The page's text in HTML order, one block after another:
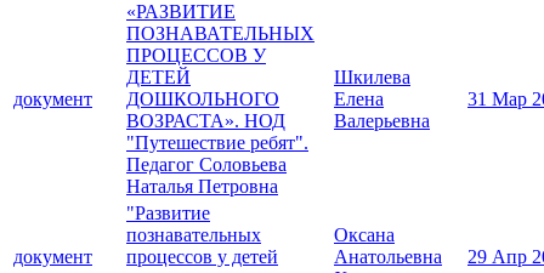
документ
«РАЗВИТИЕ
ПОЗНАВАТЕЛЬНЫХ
ПРОЦЕССОВ У
ДЕТЕЙ
ДОШКОЛЬНОГО
ВОЗРАСТА». НОД
"Путешествие ребят".
Педагог Соловьева
Наталья Петровна
Шкилева
Елена
Валерьевна
31 Мар
документ
"Развитие
познавательных
процессов у детей
Оксана
Анатольевна
29 Апр